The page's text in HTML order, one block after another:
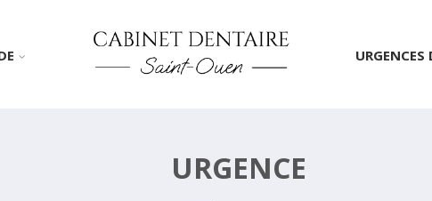
URGENCES
URGENCE